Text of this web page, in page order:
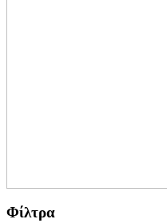
Φίλτρα